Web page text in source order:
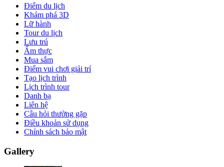
Điểm du lịch
Khám phá 3D
Lữ hành
Tour du lịch
Lưu trú
Ẩm thực
Mua sắm
Điểm vui chơi giải trí
Tạo lịch trình
Lịch trình tour
Danh bạ
Liên hệ
Câu hỏi thường gặp
Điều khoản sử dụng
Chính sách bảo mật
Gallery